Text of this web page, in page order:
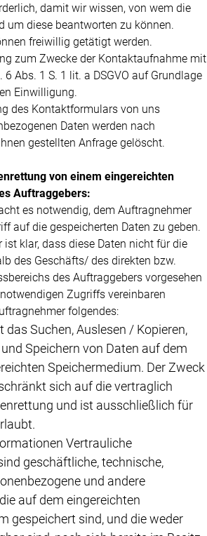
damit wir wissen, von wem die
um diese beantworten zu können.
freiwillig getätigt werden.
zum Zwecke der Kontaktaufnahme mit
Abs. 1 S. 1 lit. a DSGVO auf Grundlage
Einwilligung.
des Kontaktformulars von uns
Daten werden nach
gestellten Anfrage gelöscht.
von einem eingereichten
Auftraggebers:
es notwendig, dem Auftragnehmer
auf die gespeicherten Daten zu geben.
ist klar, dass diese Daten nicht für die
des Geschäfts/ des direkten bzw.
des Auftraggebers vorgesehen
Zugriffs vereinbaren
folgendes:
das Suchen, Auslesen / Kopieren,
Speichern von Daten auf dem
Speichermedium. Der Zweck
sich auf die vertraglich
und ist ausschließlich für
Vertrauliche
geschäftliche, technische,
und andere
auf dem eingereichten
gespeichert sind, und die weder